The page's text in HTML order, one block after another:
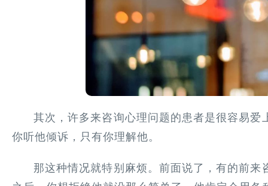
其次，许多来咨询心理问题的患者是很容易
你听他倾诉，只有你理解他。
那这种情况就特别麻烦。前面说了，有的前